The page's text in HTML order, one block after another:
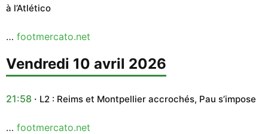
à l’Atlético
… footmercato.net
vendredi 10 avril 2026
21:58 L2 : Reims et Montpellier accrochés, Pau s’impose
… footmercato.net